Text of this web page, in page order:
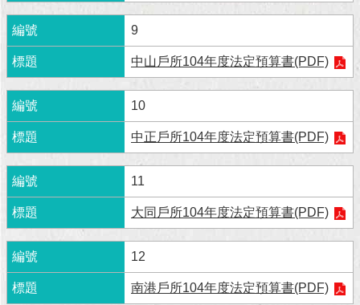
首
網
站
導
覽
English
常
見
問
答
9
中山戶所104年度法定預算書(PDF)
10
中正戶所104年度法定預算書(PDF)
11
大同戶所104年度法定預算書(PDF)
12
南港戶所104年度法定預算書(PDF)